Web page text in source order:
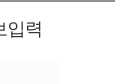
배송 및 휴무 안내
입력